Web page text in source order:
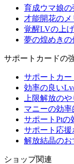
育成ウマ娘
才能開花のメ
覚醒LVの上
夢の煌めきの
サポートカードの
サポートカ
効率の良い
上限解放の
マニーの効
サポートPtの
サポート応
解放結晶のお
ショップ関連